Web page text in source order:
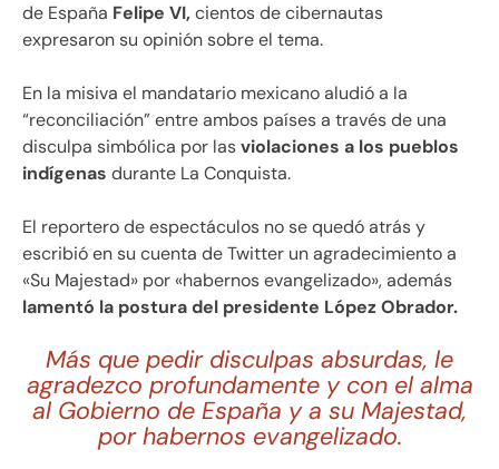
de España Felipe VI, cientos de cibernautas
expresaron su opinión sobre el tema.
En la misiva el mandatario mexicano aludió a la
“reconciliación” entre ambos países a través de una
disculpa simbólica por lasviolaciones a los pueblos
indígenas durante La Conquista.
El reportero de espectáculos no se quedó atrás y
escribió en su cuenta de Twitter un agradecimiento a
«Su Majestad» por «habernos evangelizado», además
lamentó la postura del presidente López Obrador.
Más que pedir disculpas absurdas, le
agradezco profundamente y con el alma
al Gobierno de España y a su Majestad,
por habernos evangelizado.